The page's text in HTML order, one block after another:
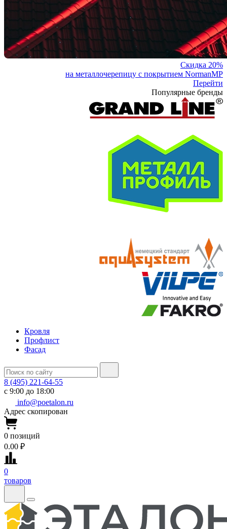
Скидка 20%
на металлочерепицу с покрытием NormanMP
Перейти
Популярные бренды
Кровля
Профлист
Фасад
8 (495) 221-64-55
с 9:00 до 18:00
info@poetalon.ru
Адрес скопирован
0 позиций
0.00 ₽
0
товаров